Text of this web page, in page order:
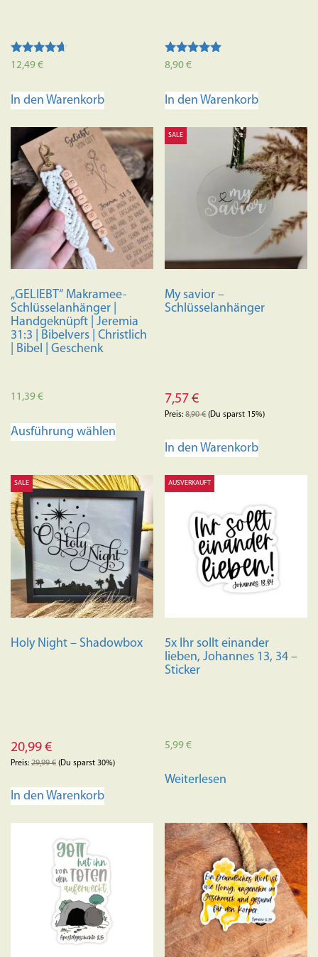
Bewertet
von 5
12,49€
In den Warenkorb
Bewertet mit
8,90€
In den Warenkorb
„GELIEBT“ Makramee-
Schlüsselanhänger |
Handgeknüpft | Jeremia
31:3 | Bibelvers | Christlich
| Bibel | Geschenk
11,39€
Ausführung wählen
mehrere
Varianten
auf.
Die
Optionen
können
auf
der
Produktseite
werden
SALE
My savior –
Schlüsselanhänger
7,57€
Preis:8,90€(Du sparst 15%)
In den Warenkorb
SALE
Holy Night – Shadowbox
20,99 €
Preis: 29,99€ (Du sparst 30%)
In den Warenkorb
AUSVERKAUFT
5x Ihr sollt einander
lieben, Johannes 13, 34 –
Sticker
5,99€
Weiterlesen